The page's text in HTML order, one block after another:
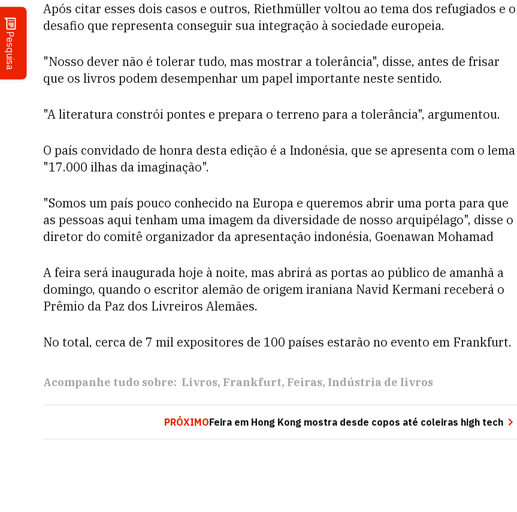
Pesquisa
Após citar esses dois casos e outros, Riethmüller voltou ao tema dos refugiados e o
desafio que representa conseguir sua integração à sociedade europeia.
"Nosso dever não é tolerar tudo, mas mostrar a tolerância", disse, antes de frisar
que os livros podem desempenhar um papel importante neste sentido.
"A literatura constrói pontes e prepara o terreno para a tolerância", argumentou.
O país convidado de honra desta edição é a Indonésia, que se apresenta com o lema
"17.000 ilhas da imaginação".
"Somos um país pouco conhecido na Europa e queremos abrir uma porta para que
as pessoas aqui tenham uma imagem da diversidade de nosso arquipélago", disse o
diretor do comitê organizador da apresentação indonésia, Goenawan Mohamad
A feira será inaugurada hoje à noite, mas abrirá as portas ao público de amanhã a
domingo, quando o escritor alemão de origem iraniana Navid Kermani receberá o
Prêmio da Paz dos Livreiros Alemães.
No total, cerca de 7 mil expositores de 100 países estarão no evento em Frankfurt.
Acompanhe tudo sobre: Livros Frankfurt Feiras Indústria de livros
PRÓXIMOFeira em Hong Kong mostra desde copos até coleiras high tech